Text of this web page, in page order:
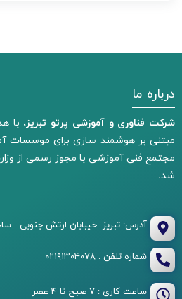
درباره ما
شرکت فناوری و آموزشی پرتو تبریز، با
مجتمع فنی آموزشی با مجوز رسمی از
شد.
آدرس: تبریز- خیبابان ارتش جنوبی -
شماره تلفن : ۰۲۱۹۱۳۰۴۰۷۸
ساعت کاری : ۷ صبح تا ۴ عصر